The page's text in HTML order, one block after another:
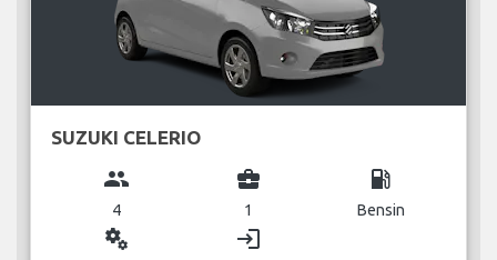
SUZUKI CELERIO
group
4
business_center
1
local_gas_station
Bensin
miscellaneous_services login